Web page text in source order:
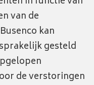
van de
kan
gesteld
de verstoringen